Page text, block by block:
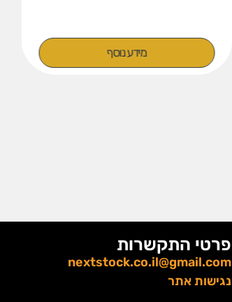
מידע נוסף
פרטי התקשרות
nextstock.co.il@gmail.com
נגישות אתר